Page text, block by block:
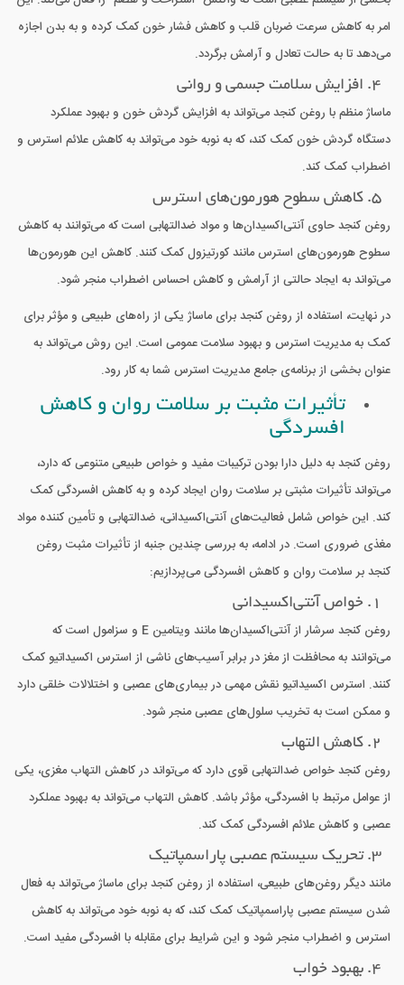
امر به کاهش سرعت ضربان قلب و کاهش فشار خون کمک کرده و به بدن اجازه
می‌دهد تا به حالت تعادل و آرامش برگردد.
4. افزایش سلامت جسمی و روانی
ماساژ منظم با روغن کنجد می‌تواند به افزایش گردش خون و بهبود عملکرد
دستگاه گردش خون کمک کند، که به نوبه خود می‌تواند به کاهش علائم استرس و
اضطراب کمک کند.
5. کاهش سطوح هورمون‌های استرس
روغن کنجد حاوی آنتی‌اکسیدان‌ها و مواد ضدالتهابی است که می‌توانند به کاهش
سطوح هورمون‌های استرس مانند کورتیزول کمک کنند. کاهش این هورمون‌ها
می‌تواند به ایجاد حالتی از آرامش و کاهش احساس اضطراب منجر شود.
در نهایت، استفاده از روغن کنجد برای ماساژ یکی از راه‌های طبیعی و مؤثر برای
کمک به مدیریت استرس و بهبود سلامت عمومی است. این روش می‌تواند به
عنوان بخشی از برنامه‌ی جامع مدیریت استرس شما به کار رود.
تأثیرات مثبت بر سلامت روان و کاهش
افسردگی
روغن کنجد به دلیل دارا بودن ترکیبات مفید و خواص طبیعی متنوعی که دارد،
می‌تواند تأثیرات مثبتی بر سلامت روان ایجاد کرده و به کاهش افسردگی کمک
کند. این خواص شامل فعالیت‌های آنتی‌اکسیدانی، ضدالتهابی و تأمین کننده مواد
مغذی ضروری است. در ادامه، به بررسی چندین جنبه از تأثیرات مثبت روغن
کنجد بر سلامت روان و کاهش افسردگی می‌پردازیم:
1. خواص آنتی‌اکسیدانی
روغن کنجد سرشار از آنتی‌اکسیدان‌ها مانند ویتامین E و سزامول است که
می‌توانند به محافظت از مغز در برابر آسیب‌های ناشی از استرس اکسیداتیو کمک
کنند. استرس اکسیداتیو نقش مهمی در بیماری‌های عصبی و اختلالات خلقی دارد
و ممکن است به تخریب سلول‌های عصبی منجر شود.
2. کاهش التهاب
روغن کنجد خواص ضدالتهابی قوی دارد که می‌تواند در کاهش التهاب مغزی، یکی
از عوامل مرتبط با افسردگی، مؤثر باشد. کاهش التهاب می‌تواند به بهبود عملکرد
عصبی و کاهش علائم افسردگی کمک کند.
3. تحریک سیستم عصبی پاراسمپاتیک
مانند دیگر روغن‌های طبیعی، استفاده از روغن کنجد برای ماساژ می‌تواند به فعال
شدن سیستم عصبی پاراسمپاتیک کمک کند، که به نوبه خود می‌تواند به کاهش
استرس و اضطراب منجر شود و این شرایط برای مقابله با افسردگی مفید است.
4. بهبود خواب